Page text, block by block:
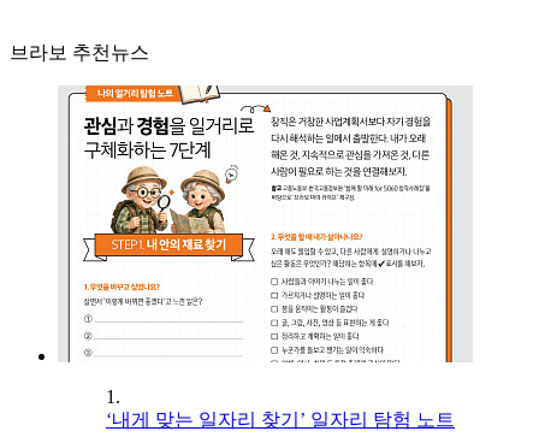
브라보 추천뉴스
1.
‘내게 맞는 일자리 찾기’ 일자리 탐험 노트